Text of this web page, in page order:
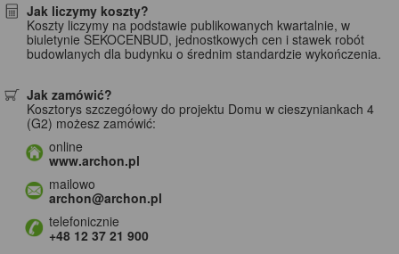
Jak liczymy koszty?
Koszty liczymy na podstawie publikowanych kwartalnie, w
biuletynie SEKOCENBUD, jednostkowych cen i stawek robót
budowlanych dla budynku o średnim standardzie wykończenia.
Jak zamówić?
Kosztorys szczegółowy do projektu Domu w cieszyniankach 4
(G2) możesz zamówić:
online
www.archon.pl
mailowo
archon@archon.pl
telefonicznie
+48 12 37 21 900